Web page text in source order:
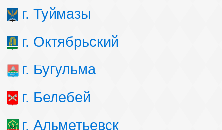
г. Туймазы
г. Октябрьский
г. Бугульма
г. Белебей
г. Альметьевск